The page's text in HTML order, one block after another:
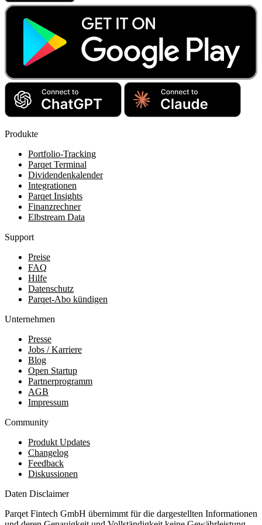
Produkte
Portfolio-Tracking
Parqet Terminal
Dividendenkalender
Integrationen
Parqet Insights
Finanzrechner
Elbstream Data
Support
Preise
FAQ
Hilfe
Datenschutz
Parqet-Abo kündigen
Unternehmen
Presse
Jobs / Karriere
Blog
Open Startup
Partnerprogramm
AGB
Impressum
Community
Produkt Updates
Changelog
Feedback
Diskussionen
Daten Disclaimer
Parqet Fintech GmbH übernimmt für die dargestellten Informationen